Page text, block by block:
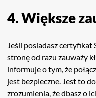
4. Większe
Jeśli posiadasz certyfikat
stronę od razu zauważy
informuje o tym, że
jest bezpieczne. Jest to
zrozumienia, że dbasz o